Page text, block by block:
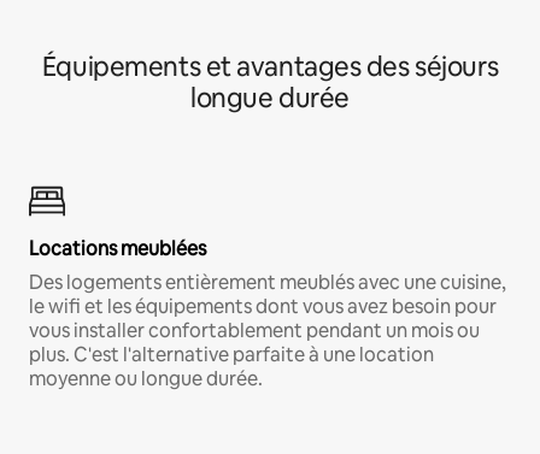
Équipements et avantages des séjours
longue durée
Locations meublées
Des logements entièrement meublés avec une cuisine,
le wifi et les équipements dont vous avez besoin pour
vous installer confortablement pendant un mois ou
plus. C'est l'alternative parfaite à une location
moyenne ou longue durée.